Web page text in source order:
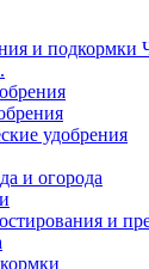
и подкормки
удобрения
и огорода
и